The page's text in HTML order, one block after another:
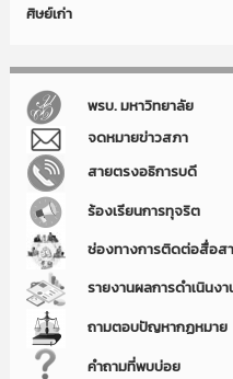
ศิษย์เก่า
พรบ. มหาวิทยาลัย
จดหมายข่าวสภา
สายตรงอธิการบดี
ร้องเรียนการทุจริต
ช่องทางการติดต่อสื่อส
รายงานผลการดำเนินงา
ถามตอบปัญหากฏหมาย
คำถามที่พบบ่อย